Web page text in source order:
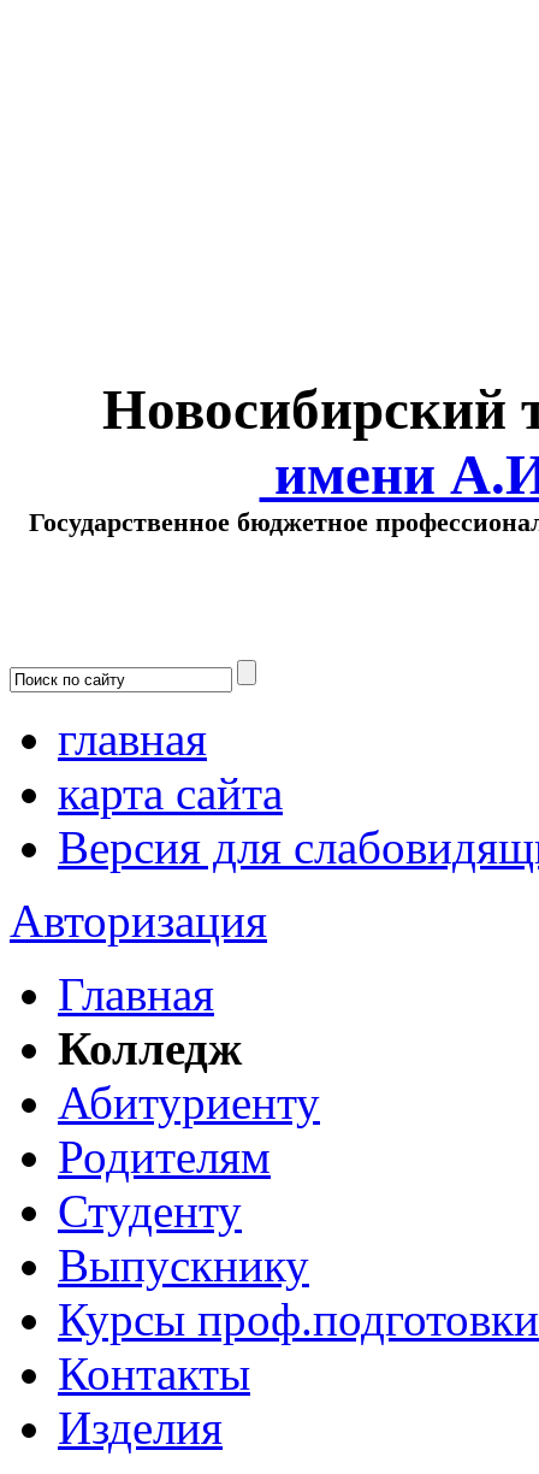
Новосибирский
имени
Государственное бюджетное
главная
карта сайта
Версия для
Авторизация
Главная
Колледж
Абитуриенту
Родителям
Студенту
Выпускнику
Курсы проф.подготовки
Контакты
Изделия